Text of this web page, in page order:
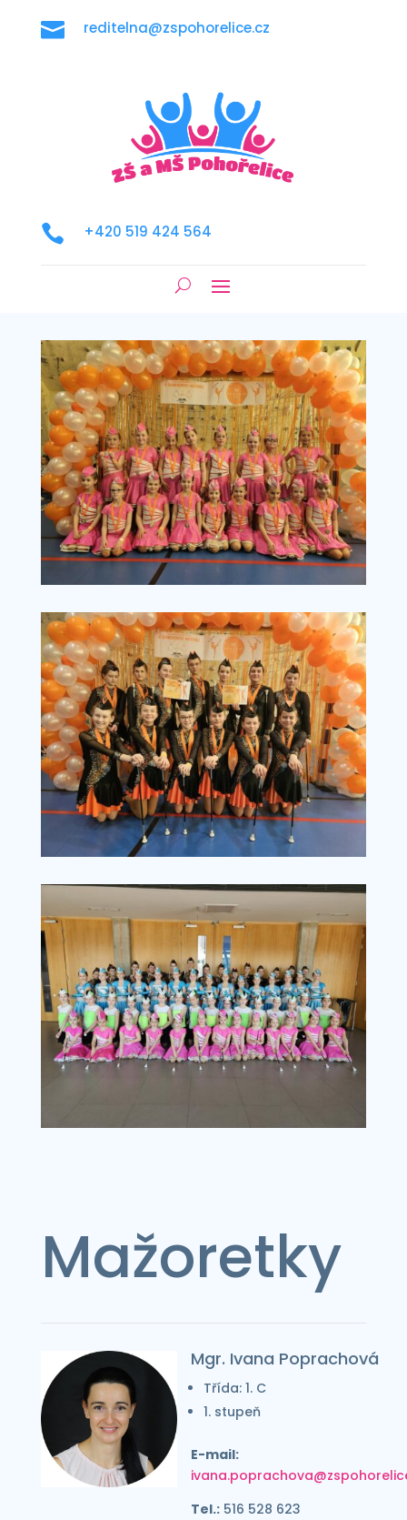
 reditelna@zspohorelice.cz
 +420 519 424 564
Mažoretky
Mgr. Ivana Poprachová
Třída: 1. C
1. stupeň
E-mail:
Tel.:516 528 623